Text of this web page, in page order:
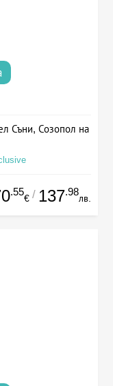
Съни, Созопол на
.55
€ / 137.98
лв.